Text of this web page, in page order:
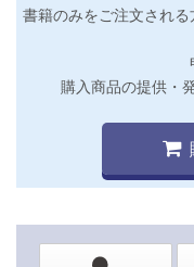
書籍のみをご注文され
購入商品の提供・